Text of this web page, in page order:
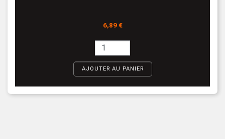
Prix
6,89 €
AJOUTER AU PANIER